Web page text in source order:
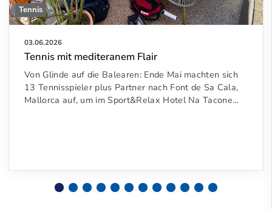
Tennis
03.06.2026
Tennis mit mediteranem Flair
Von Glinde auf die Balearen: Ende Mai machten sich
13 Tennisspieler plus Partner nach Font de Sa Cala,
Mallorca auf, um im Sport&Relax Hotel Na Tacone…